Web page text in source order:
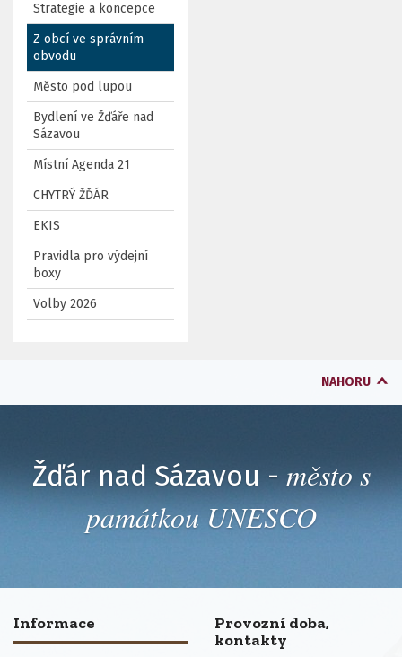
Strategie a koncepce
Z obcí ve správním
obvodu
Město pod lupou
Bydlení ve Žďáře nad
Sázavou
Místní Agenda 21
CHYTRÝ ŽĎÁR
EKIS
Pravidla pro výdejní
boxy
Volby 2026
NAHORU
Žďár nad Sázavou - město s
památkou UNESCO
Informace
Provozní doba,
kontakty